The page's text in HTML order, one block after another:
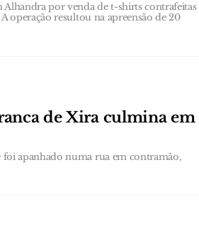
por venda de t-shirts contrafeitas
operação resultou na apreensão de 20
de Xira culmina em
apanhado numa rua em contramão,